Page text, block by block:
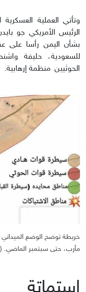
وتأتي العملية
الرئيس الأمريكي جو
بشأن اليمن رأسا على
للسعودية، حليفة
الحوثيين منظمة إرهابية.
خريطة توضح الوضع
مأرب، حتى سبتمبر الماضي.